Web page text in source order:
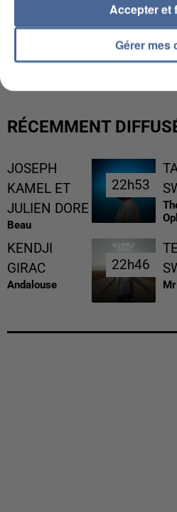
L’UN DES FONDATEURS
MAFIA INTERPELLÉ EN
RÉCEMMENT
JOSEPH
KAMEL ET
JULIEN DORE
Beau
22h53
22h53
KENDJI
GIRAC
Andalouse
22h46
22h46
Gérer mes
Accepter et